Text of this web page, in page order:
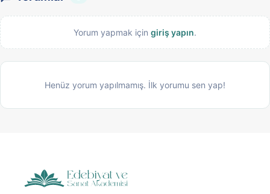
Yorum yapmak için giriş yapın.
Henüz yorum yapılmamış. İlk yorumu sen yap!